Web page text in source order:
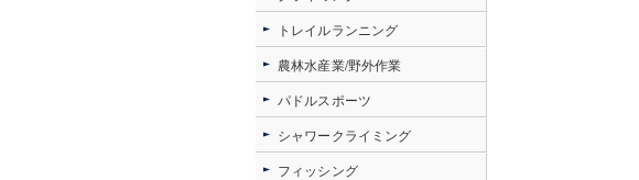
トレイルランニング
農林水産業/野外作業
パドルスポーツ
シャワークライミング
フィッシング